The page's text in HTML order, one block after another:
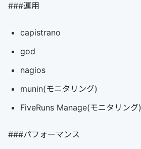
###運用
capistrano
god
nagios
munin(モニタリング)
FiveRuns Manage(モニタリング)
###パフォーマンス